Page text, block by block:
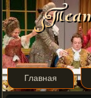
Главная